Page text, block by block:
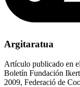
Argitaratua
Artículo publicado en
Boletín Fundación
2009, Federació de